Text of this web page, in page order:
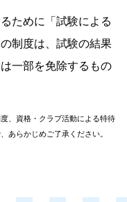
ために「試験による
制度は、試験の結果
一部を免除するもの
、資格・クラブ活動による特待
あらかじめご了承ください。